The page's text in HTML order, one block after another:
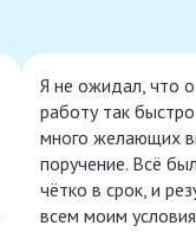
Я не ожидал, что
работу так
много желающих
поручение. Всё
чётко в срок, и
всем моим